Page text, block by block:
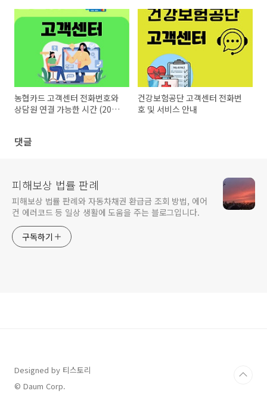
농협카드 고객센터 전화번호와
상담원 연결 가능한 시간 (2025
건강보험공단 고객센터 전화번
호 및 서비스 안내
댓글
피해보상 법률 판례
피해보상 법률 판례와 자동차채권 환급금 조회 방법, 에어
컨 에러코드 등 일상 생활에 도움을 주는 블로그입니다.
구독하기
Designed by 티스토리
© Daum Corp.